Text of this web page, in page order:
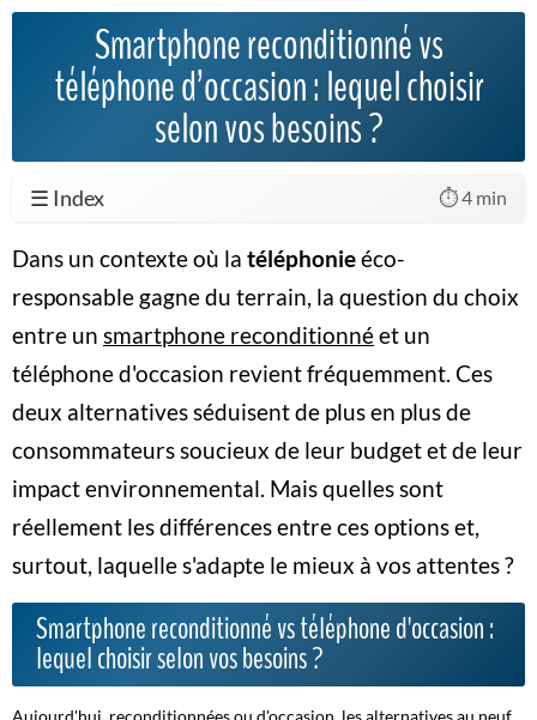
Smartphone reconditionné vs
téléphone d’occasion : lequel choisir
selon vos besoins ?
☰ Index ⏱️ 4 min
Dans un contexte où la téléphonieéco-
responsable gagne du terrain, la question du choix
entre un smartphone reconditionnéet un
téléphone d'occasion revient fréquemment. Ces
deux alternatives séduisent de plus en plus de
consommateurs soucieux de leur budget et de leur
impact environnemental. Mais quelles sont
réellement les différences entre ces options et,
surtout, laquelle s'adapte le mieux à vos attentes ?
Smartphone reconditionné vs téléphone d'occasion :
lequel choisir selon vos besoins ?
Aujourd'hui, reconditionnées ou d'occasion, les alternatives au neuf